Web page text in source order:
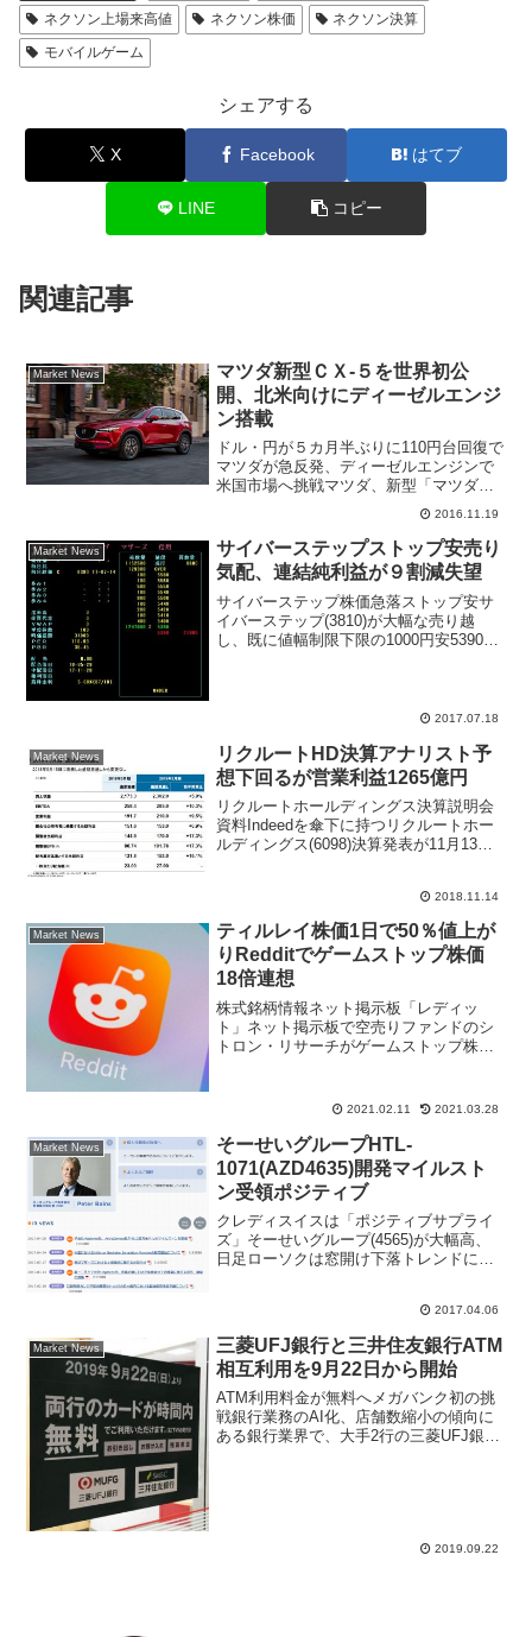
ネクソン上場来高値 ネクソン株価
ネクソン決算
モバイルゲーム
シェアする
X Facebook はてブ
LINE コピー
関連記事
Market News
マツダ新型ＣＸ-５を世界初公
開、北米向けにディーゼルエンジ
ン搭載
ドル・円が５カ月半ぶりに110円台回復で
マツダが急反発、ディーゼルエンジンで
米国市場へ挑戦マツダ、新型「マツダ
CX-5」を世界初公開外為市場でドル・円
が６月１日以来、５カ月半ぶりに110円台
を回復。急ピッチで進む円安を好感し、
きょうの東京...
2016.11.19
Market News
サイバーステップストップ安売り
気配、連結純利益が９割減失望
サイバーステップ株価急落ストップ安サ
イバーステップ(3810)が大幅な売り越
し、既に値幅制限下限の1000円安5390円
2017.07.18
Market News
リクルートHD決算アナリスト予
想下回るが営業利益1265億円
リクルートホールディングス決算説明会
資料Indeedを傘下に持つリクルートホー
ルディングス(6098)決算発表が11月13日
16.8％の営業増益、売上高は1...2018.11.14
Market News
ティルレイ株価1日で50％値上が
りRedditでゲームストップ株価
18倍連想
株式銘柄情報ネット掲示板「レディッ
ト」ネット掲示板で空売りファンドのシ
トロン・リサーチがゲームストップ株価
げて踏み上げ相場に発展させたことが世
2021.02.11 2021.03.28
Market News
そーせいグループHTL-
1071(AZD4635)開発マイルスト
ン受領ポジティブ
クレディスイスは「ポジティブサプライ
ズ」そーせいグループ(4565)が大幅高、
日足ローソクは窓開け下落トレンドにコ
ゼネカから1200万ドルのマイルストン受
領を発表し...
2017.04.06
Market News
三菱UFJ銀行と三井住友銀行ATM
相互利用を9月22日から開始
ATM利用料金が無料へメガバンク初の挑
戦銀行業務のAI化、店舗数縮小の傾向に
ある銀行業界で、大手2行の三菱UFJ銀行
2019.09.22